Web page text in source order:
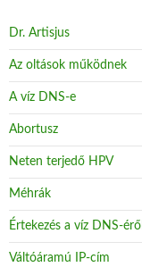
Dr. Artisjus
Az oltások működnek
A víz DNS-e
Abortusz
Neten terjedő HPV
Méhrák
Értekezés a víz DNS-éről
Váltóáramú IP-cím